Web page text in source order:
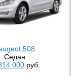
508
Седан
000 руб.